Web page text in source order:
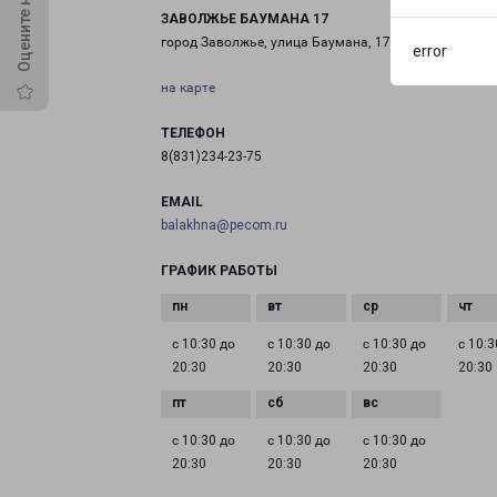
error
ЗАВОЛЖЬЕ БАУМАНА 17
город Заволжье, улица Баумана, 17
на карте
ТЕЛЕФОН
8(831)234-23-75
EMAIL
balakhna@pecom.ru
ГРАФИК РАБОТЫ
с 10:30 до
20:30
с 10:30 до
20:30
с 10:30 до
20:30
с
20:30
с 10:30 до
20:30
с 10:30 до
20:30
с 10:30 до
20:30